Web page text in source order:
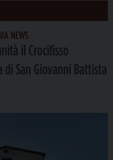
NEWS
il Crocifisso
San Giovanni Battista